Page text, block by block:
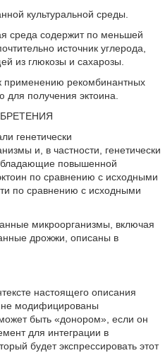
культуральной среды.
среда содержит по меньшей
источник углерода,
из глюкозы и сахарозы.
применению рекомбинантных
для получения эктоина.
генетически
и, в частности, генетически
повышенной
по сравнению с исходными
по сравнению с исходными
микроорганизмы, включая
дрожжи, описаны в
настоящего описания
не модифицированы
быть «донором», если он
для интеграции в
будет экспрессировать этот